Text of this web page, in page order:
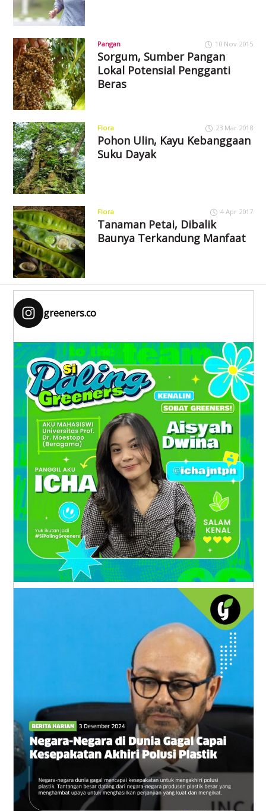
Pangan 10 Nov 2015
Sorgum, Sumber Pangan
Lokal Potensial Pengganti
Beras
Flora 23 Mar 2018
Pohon Ulin, Kayu Kebanggaan
Suku Dayak
Flora 4 Apr 2017
Tanaman Petai, Dibalik
Baunya Terkandung Manfaat
greeners.co